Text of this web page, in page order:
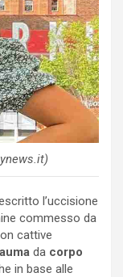
l’uccisione
commesso da
cattive
da corpo
in base alle